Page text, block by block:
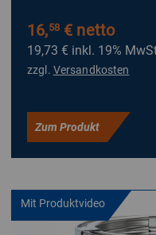
16,58€ netto
19,73 € inkl. 19%
zzgl. Versandkosten
Zum Produkt
Mit Produktvideo